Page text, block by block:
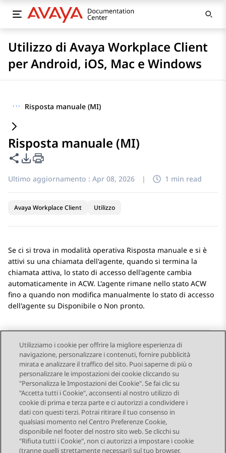
Utilizzo di Avaya Workplace Client
per Android, iOS, Mac e Windows
··· Risposta manuale (MI)
Risposta manuale (MI)
Condividi questa pagina
Opzioni di esportazione PDF
Ultimo aggiornamento : Apr 08, 2026 | 1 min read
Avaya Workplace Client Utilizzo
Se ci si trova in modalità operativa Risposta manuale e si è
attivi su una chiamata dell'agente, quando si termina la
chiamata attiva, lo stato di accesso dell'agente cambia
automaticamente in ACW. L'agente rimane nello stato ACW
fino a quando non modifica manualmente lo stato di accesso
dell'agente su Disponibile o Non pronto.
Send Feedback
Navigazione argomento
Argomento precedente Argomento successivo
STAY CONNECTED
Utilizziamo i cookie per offrire la migliore esperienza di
navigazione, personalizzare i contenuti, fornire pubblicità
mirata e analizzare il traffico del sito. Puoi saperne di più o
personalizzare le impostazioni dei cookie cliccando su
"Personalizza le Impostazioni dei Cookie". Se fai clic su
"Accetta tutti i Cookie", acconsenti al nostro utilizzo di
cookie di prima e terza parte e ci autorizzi a condividere i
dati con questi terzi. Potrai ritirare il tuo consenso in
qualsiasi momento nel Centro Preferenze Cookie,
disponibile nel footer del nostro sito web. Se clicchi su
"Rifiuta tutti i Cookie", non ci autorizzi a impostare i cookie
(tranne quelli strettamente necessari) sul tuo browser.